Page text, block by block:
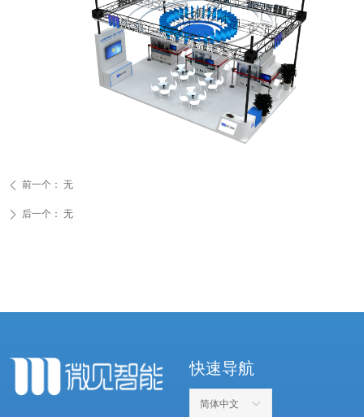
ꄴ 前一个： 无
ꄲ 后一个： 无
快速导航
ꀅ
简体中文